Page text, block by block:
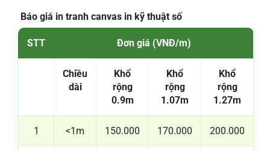
Báo giá in tranh canvas in kỹ thuật số
STT Đơn giá (VNĐ/m)
Chiều
dài
Khổ
rộng
0.9m
Khổ
rộng
1.07m
Khổ
rộng
1.27m
1 <1m 150.000 170.000 200.000